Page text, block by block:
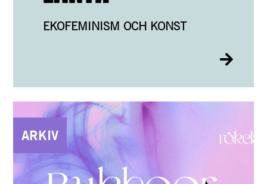
EKOFEMINISM OCH KONST
ARKIV